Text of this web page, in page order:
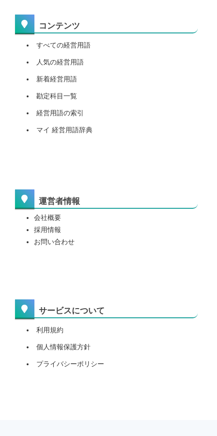
コンテンツ
すべての経営用語
人気の経営用語
新着経営用語
勘定科目一覧
経営用語の索引
マイ 経営用語辞典
運営者情報
会社概要
採用情報
お問い合わせ
サービスについて
利用規約
個人情報保護方針
プライバシーポリシー